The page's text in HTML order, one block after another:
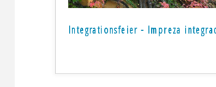
Integrationsfeier - Impreza